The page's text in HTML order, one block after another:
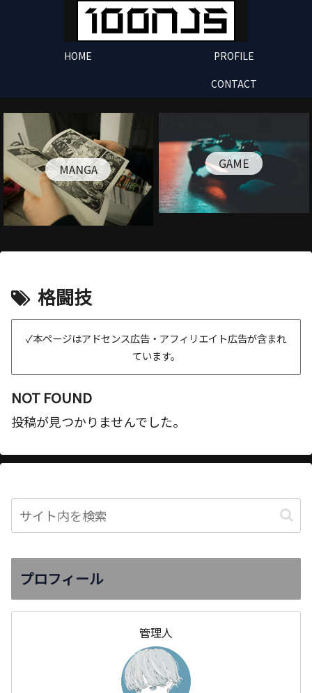
HOME
PROFILE
CONTACT
MANGA GAME
格闘技
✓本ページはアドセンス広告・アフィリエイト広告が含まれ
ています。
NOT FOUND
投稿が見つかりませんでした。
プロフィール
管理人